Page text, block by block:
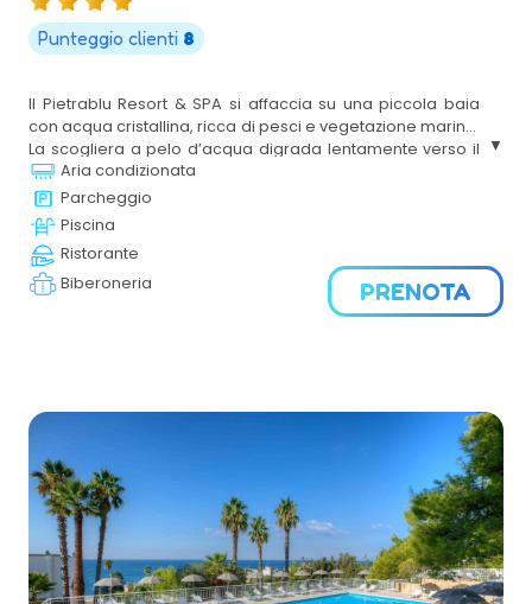
Punteggio clienti 8
Il Pietrablu Resort & SPA si affaccia su una piccola baia
con acqua cristallina, ricca di pesci e vegetazione marina.
La scogliera a pelo d’acqua digrada lentamente verso il
fondale color smeraldo, creando in molti punti suggestive
piscine naturali. La spiaggia, di sabbia e scogli piatti, è
attrezzata con ombrelloni, lettini, area VIP con gazebo e
comode passerelle per immergersi nel blu dipinto di blu
del mare di Polignano.
Aria condizionata
Parcheggio
Piscina
Ristorante
Biberoneria
PRENOTA